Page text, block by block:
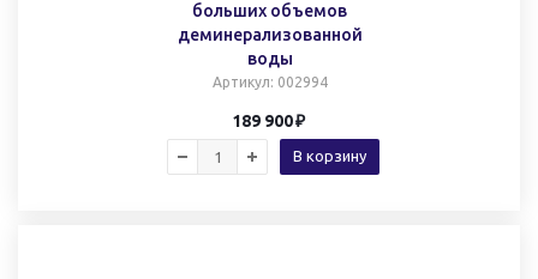
больших объемов
деминерализованной
воды
Артикул: 002994
189 900
В корзину